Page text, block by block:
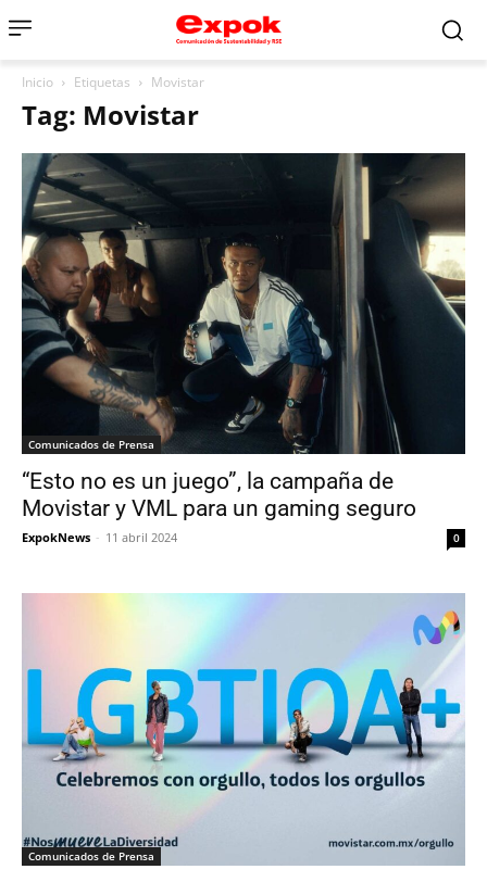
Inicio Etiquetas Movistar
Tag: Movistar
Comunicados de Prensa
“Esto no es un juego”, la campaña de
Movistar y VML para un gaming seguro
ExpokNews - 11 abril 2024 0
Comunicados de Prensa